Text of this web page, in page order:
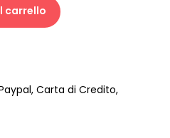
carrello
Carta di Credito,